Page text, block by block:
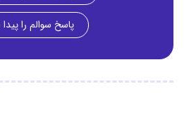
پاسخ سوالم را